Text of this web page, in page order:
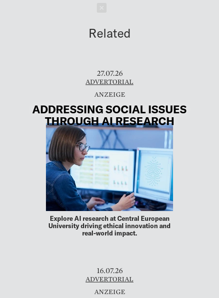
Related
27.07.26
ADVERTORIAL
ADDRESSING SOCIAL ISSUES
THROUGH AI RESEARCH
Explore AI research at Central European
University driving ethical innovation and
real-world impact.
16.07.26
ADVERTORIAL